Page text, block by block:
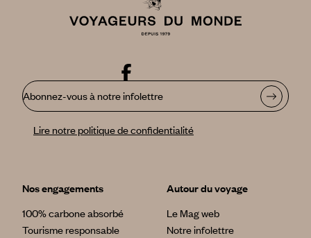
Abonnez-vous à notre infolettre
Lire notre politique de confidentialité
Nos engagements
100% carbone absorbé
Tourisme responsable
Autour du voyage
Le Mag web
Notre infolettre